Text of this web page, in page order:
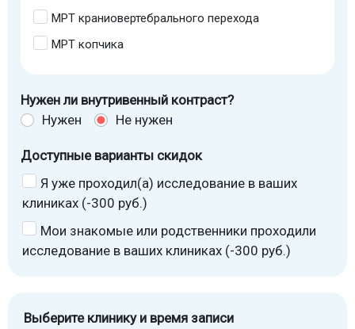
МРТ краниовертебрального перехода
МРТ копчика
Нужен ли внутривенный контраст?
Нужен
Не нужен
Доступные варианты скидок
Я уже проходил(а) исследование в ваших
клиниках (-300 руб.)
Мои знакомые или родственники проходили
исследование в ваших клиниках (-300 руб.)
Выберите клинику и время записи